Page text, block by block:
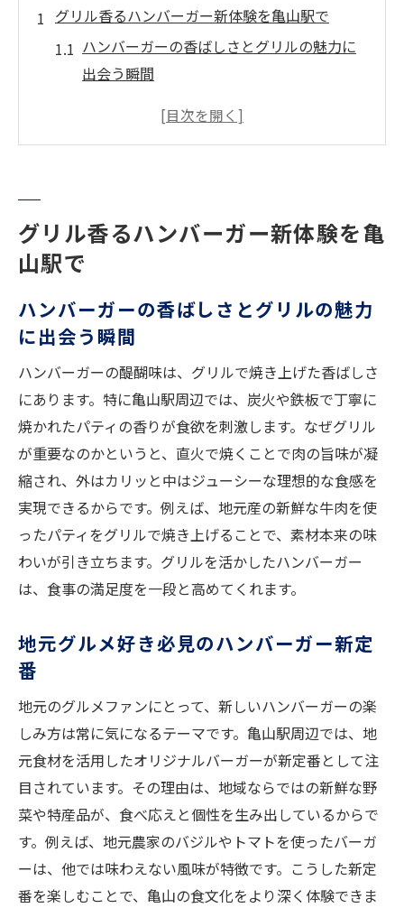
グリル香るハンバーガー新体験を亀山駅で
ハンバーガーの香ばしさとグリルの魅力に
出会う瞬間
地元グルメ好き必見のハンバーガー新定番
験
ハンバーガー好きが選ぶ亀山駅グルメ巡り
SNSで話題になるハンバーガーの新しい楽
しみ方
亀山駅周辺で味わう絶品ハンバーガー特集
絶品ハンバーガーを求めてグルメな一日を
満喫
ハンバーガー通が推す亀山駅周辺の注目ポ
イント
グリル香るハンバーガーの選び方と楽しみ
方
ランチタイムにおすすめのハンバーガー情
報
ト
ポット
ハンバーガーを求めるならグリル料理が注目
グリル料理で味わう本格ハンバーガーの魅
力
肉の旨み際立つハンバーガーの秘密を解説
グリルの香りが生きるハンバーガーの選び
方
グリル香るハンバーガー新体験を亀
山駅で
ハンバーガーの香ばしさとグリルの魅力
に出会う瞬間
ハンバーガーの醍醐味は、グリルで焼き上げた香ばしさ
にあります。特に亀山駅周辺では、炭火や鉄板で丁寧に
焼かれたパティの香りが食欲を刺激します。なぜグリル
が重要なのかというと、直火で焼くことで肉の旨味が凝
縮され、外はカリッと中はジューシーな理想的な食感を
実現できるからです。例えば、地元産の新鮮な牛肉を使
ったパティをグリルで焼き上げることで、素材本来の味
わいが引き立ちます。グリルを活かしたハンバーガー
は、食事の満足度を一段と高めてくれます。
地元グルメ好き必見のハンバーガー新定
番
地元のグルメファンにとって、新しいハンバーガーの楽
しみ方は常に気になるテーマです。亀山駅周辺では、地
元食材を活用したオリジナルバーガーが新定番として注
目されています。その理由は、地域ならではの新鮮な野
菜や特産品が、食べ応えと個性を生み出しているからで
す。例えば、地元農家のバジルやトマトを使ったバーガ
ーは、他では味わえない風味が特徴です。こうした新定
番を楽しむことで、亀山の食文化をより深く体験できま